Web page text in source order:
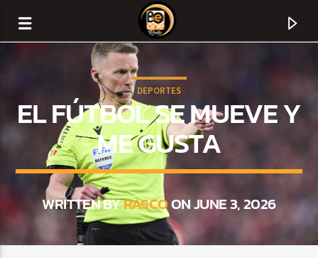
DEPORTES
EL FÚTBOL SE MUEVE Y
ME GUSTA
WRITTEN BYRASCOON JUNE 3, 2026